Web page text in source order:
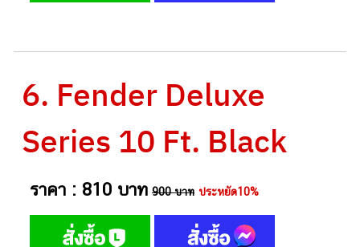
6. Fender Deluxe
Series 10 Ft. Black
ราคา : 810 บาท 900 บาท ประหยัด10%